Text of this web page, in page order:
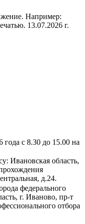
Например:
13.07.2026 г.
с 8.30 до 15.00 на
Ивановская область,
д.24.
федерального
г. Иваново, пр-т
отбора